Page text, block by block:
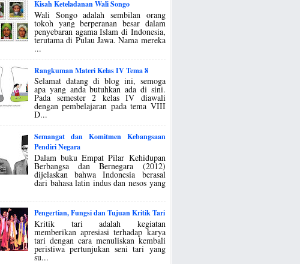
Kisah Keteladanan Wali Songo
Wali Songo adalah sembilan orang
tokoh yang berperanan besar dalam
penyebaran agama Islam di Indonesia,
terutama di Pulau Jawa. Nama mereka
...
Rangkuman Materi Kelas IV Tema 8
Selamat datang di blog ini, semoga
apa yang anda butuhkan ada di sini.
Pada semester 2 kelas IV diawali
dengan pembelajaran pada tema VIII
D...
Semangat dan Komitmen Kebangsaan
Pendiri Negara
Dalam buku Empat Pilar Kehidupan
Berbangsa dan Bernegara (2012)
dijelaskan bahwa Indonesia berasal
dari bahasa latin indus dan nesos yang
Pengertian, Fungsi dan Tujuan Kritik Tari
Kritik tari adalah kegiatan
memberikan apresiasi terhadap karya
tari dengan cara menuliskan kembali
peristiwa pertunjukan seni tari yang
su...